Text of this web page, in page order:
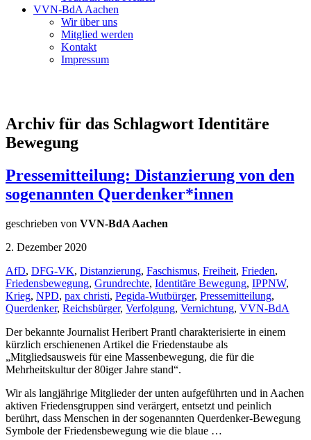
VVN-BdA Aachen
Wir über uns
Mitglied werden
Kontakt
Impressum
Archiv für das Schlagwort Identitäre
Bewegung
Pressemitteilung: Distanzierung von den
sogenannten Querdenker*innen
geschrieben von VVN-BdA Aachen
2. Dezember 2020
AfD, DFG-VK, Distanzierung, Faschismus, Freiheit, Frieden,
Friedensbewegung, Grundrechte, Identitäre Bewegung, IPPNW,
Krieg, NPD, pax christi, Pegida-Wutbürger, Pressemitteilung,
Querdenker, Reichsbürger, Verfolgung, Vernichtung, VVN-BdA
Der bekannte Journalist Heribert Prantl charakterisierte in einem
kürzlich erschienenen Artikel die Friedenstaube als
„Mitgliedsausweis für eine Massenbewegung, die für die
Mehrheitskultur der 80iger Jahre stand“.
Wir als langjährige Mitglieder der unten aufgeführten und in Aachen
aktiven Friedensgruppen sind verärgert, entsetzt und peinlich
berührt, dass Menschen in der sogenannten Querdenker-Bewegung
Symbole der Friedensbewegung wie die blaue …